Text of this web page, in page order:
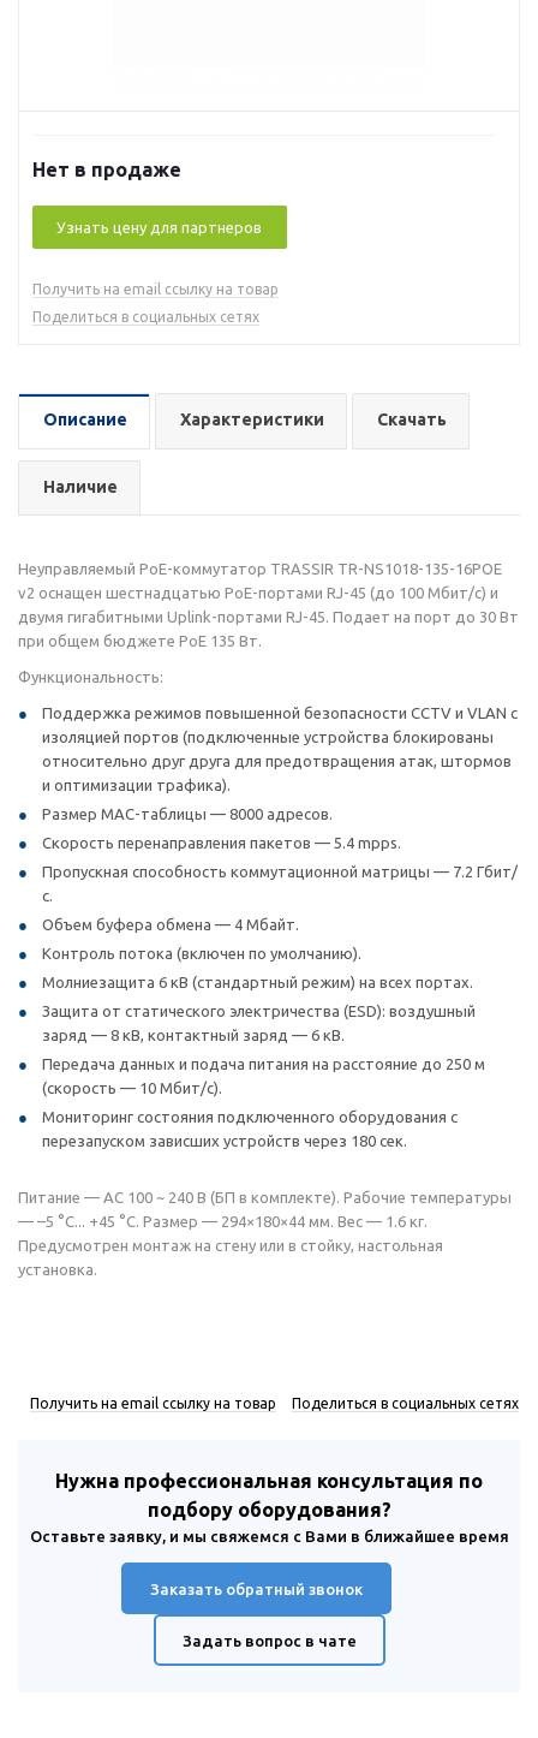
Нет в продаже
Узнать цену для партнеров
Получить на email ссылку на товар
Поделиться в социальных сетях
Описание Характеристики Скачать
Наличие
Неуправляемый РоЕ-коммутатор TRASSIR TR-NS1018-135-16POE
v2 оснащен шестнадцатью РоЕ-портами RJ-45 (до 100 Мбит/с) и
двумя гигабитными Uplink-портами RJ-45. Подает на порт до 30 Вт
при общем бюджете PoE 135 Вт.
Функциональность:
Поддержка режимов повышенной безопасности CCTV и VLAN с
изоляцией портов (подключенные устройства блокированы
относительно друг друга для предотвращения атак, штормов
и оптимизации трафика).
Размер MAC-таблицы — 8000 адресов.
Скорость перенаправления пакетов — 5.4 mpps.
Пропускная способность коммутационной матрицы — 7.2 Гбит/
с.
Объем буфера обмена — 4 Мбайт.
Контроль потока (включен по умолчанию).
Молниезащита 6 кВ (стандартный режим) на всех портах.
Защита от статического электричества (ESD): воздушный
заряд — 8 кВ, контактный заряд — 6 кВ.
Передача данных и подача питания на расстояние до 250 м
(скорость — 10 Мбит/с).
Мониторинг состояния подключенного оборудования с
перезапуском зависших устройств через 180 сек.
Питание — AC 100 ~ 240 В (БП в комплекте). Рабочие температуры
— –5 °C... +45 °C. Размер — 294×180×44 мм. Вес — 1.6 кг.
Предусмотрен монтаж на стену или в стойку, настольная
установка.
Получить на email ссылку на товар Поделиться в социальных сетях
Нужна профессиональная консультация по
подбору оборудования?
Оставьте заявку, и мы свяжемся с Вами в ближайшее время
Заказать обратный звонок
Задать вопрос в чате